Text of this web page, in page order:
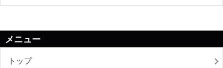
メニュー
トップ